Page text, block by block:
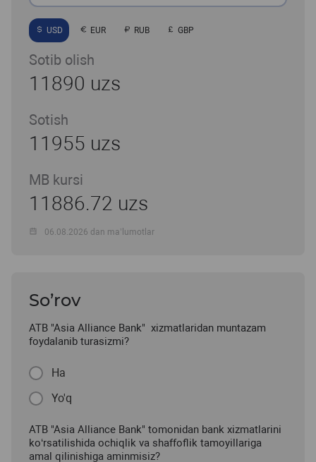
USD EUR RUB GBP
Sotib olish
11890 uzs
Sotish
11955 uzs
MB kursi
11886.72 uzs
06.08.2026 dan ma’lumotlar
So’rov
ATB "Asia Alliance Bank" xizmatlaridan muntazam
foydalanib turasizmi?
Ha
Yo'q
ATB "Asia Alliance Bank" tomonidan bank xizmatlarini
ko‘rsatilishida ochiqlik va shaffoflik tamoyillariga
amal qilinishiga aminmisiz?